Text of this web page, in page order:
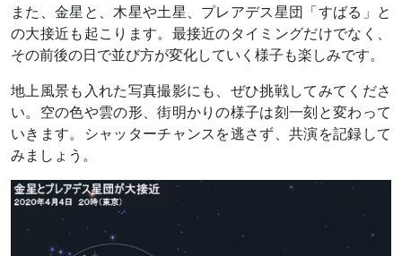
また、金星と、木星や土星、プレアデス星団「すばる」と
の大接近も起こります。最接近のタイミングだけでなく、
その前後の日で並び方が変化していく様子も楽しみです。
地上風景も入れた写真撮影にも、ぜひ挑戦してみてくださ
い。空の色や雲の形、街明かりの様子は刻一刻と変わって
いきます。シャッターチャンスを逃さず、共演を記録して
みましょう。